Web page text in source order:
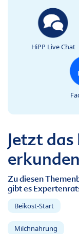
HiPP Live Chat
Jetzt das
erkunden
Zu diesen
gibt es
Beikost-Start
Milchnahrung